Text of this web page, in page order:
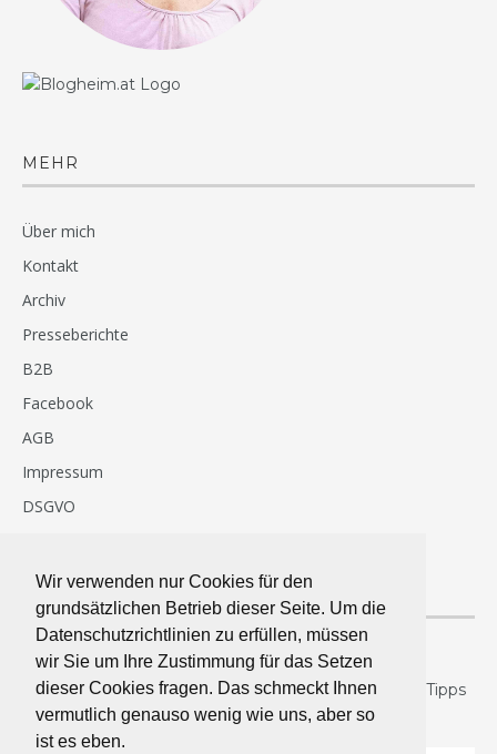
Wir verwenden nur Cookies für den
grundsätzlichen Betrieb dieser Seite. Um die
Datenschutzrichtlinien zu erfüllen, müssen
wir Sie um Ihre Zustimmung für das Setzen
dieser Cookies fragen. Das schmeckt Ihnen
vermutlich genauso wenig wie uns, aber so
ist es eben.
MEHR
Über mich
Kontakt
Archiv
Presseberichte
B2B
Facebook
AGB
Impressum
DSGVO
Hier gibt’s regelmäßig mehr essenzielles.
Neuanmeldungen belohnen wir jetzt mit 26 best of Tipps
zum Abnehmen.